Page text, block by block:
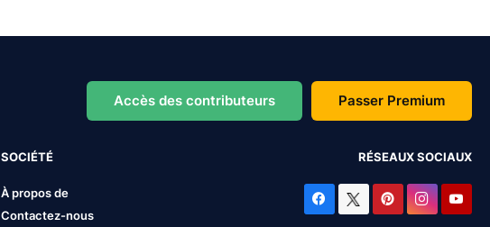
Accès des contributeurs Passer Premium
SOCIÉTÉ
À propos de
Contactez-nous
RÉSEAUX SOCIAUX